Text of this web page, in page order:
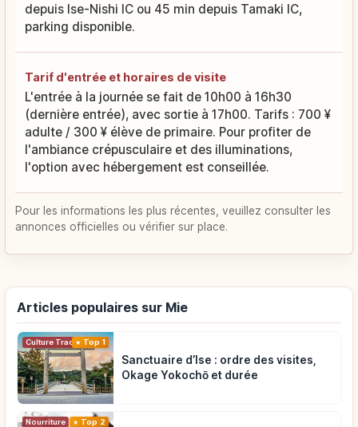
depuis Ise-Nishi IC ou 45 min depuis Tamaki IC,
parking disponible.
Tarif d'entrée et horaires de visite
L'entrée à la journée se fait de 10h00 à 16h30
(dernière entrée), avec sortie à 17h00. Tarifs : 700 ¥
adulte / 300 ¥ élève de primaire. Pour profiter de
l'ambiance crépusculaire et des illuminations,
l'option avec hébergement est conseillée.
Pour les informations les plus récentes, veuillez consulter les
annonces officielles ou vérifier sur place.
Articles populaires sur Mie
Culture Traditionnelle
Top 1
Sanctuaire d’Ise : ordre des visites,
Okage Yokochō et durée
Nourriture Top 2